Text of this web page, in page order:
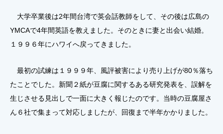
大学卒業後は2年間台湾で英会話教師をして、その後は広島の
YMCAで4年間英語を教えました。そのときに妻と出会い結婚。
１９９６年にハワイへ戻ってきました。
最初の試練は１９９９年、風評被害により売り上げが80％落ち
たことでした。新聞２紙が豆腐に関するある研究発表を、誤解を
生じさせる見出しで一面に大きく報じたのです。当時の豆腐屋さ
ん６社で集まって対応しましたが、回復まで半年かかりました。